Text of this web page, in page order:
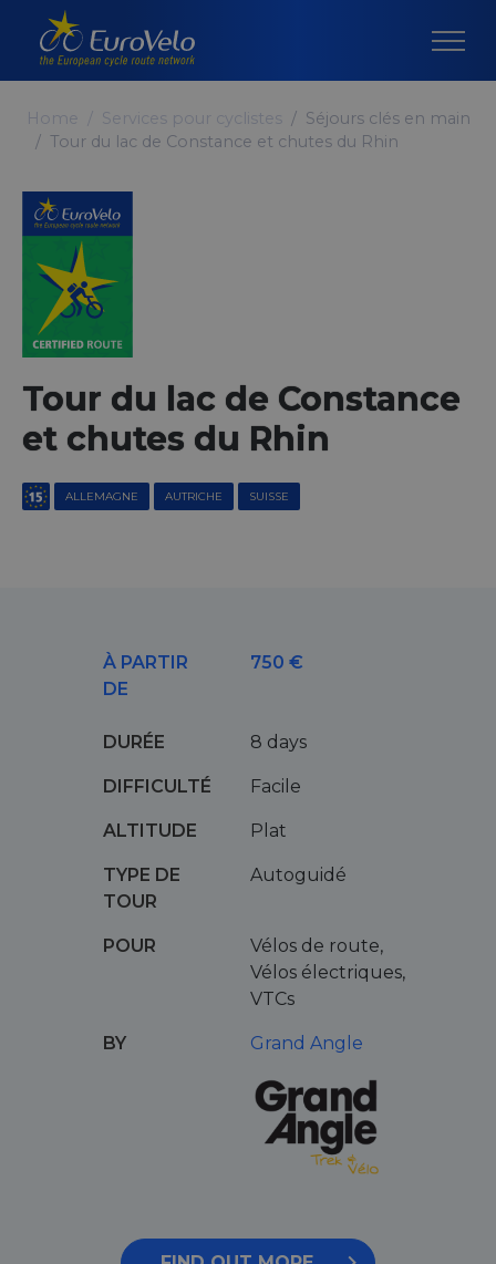
Home Services pour cyclistes
Séjours clés en main
Tour du lac de Constance et chutes du Rhin
Tour du lac de Constance
et chutes du Rhin
ALLEMAGNE AUTRICHE SUISSE
À PARTIR
DE
750 €
DURÉE 8 days
DIFFICULTÉ Facile
ALTITUDE Plat
TYPE DE
TOUR
Autoguidé
POUR
Vélos de route,
Vélos électriques,
VTCs
BY Grand Angle